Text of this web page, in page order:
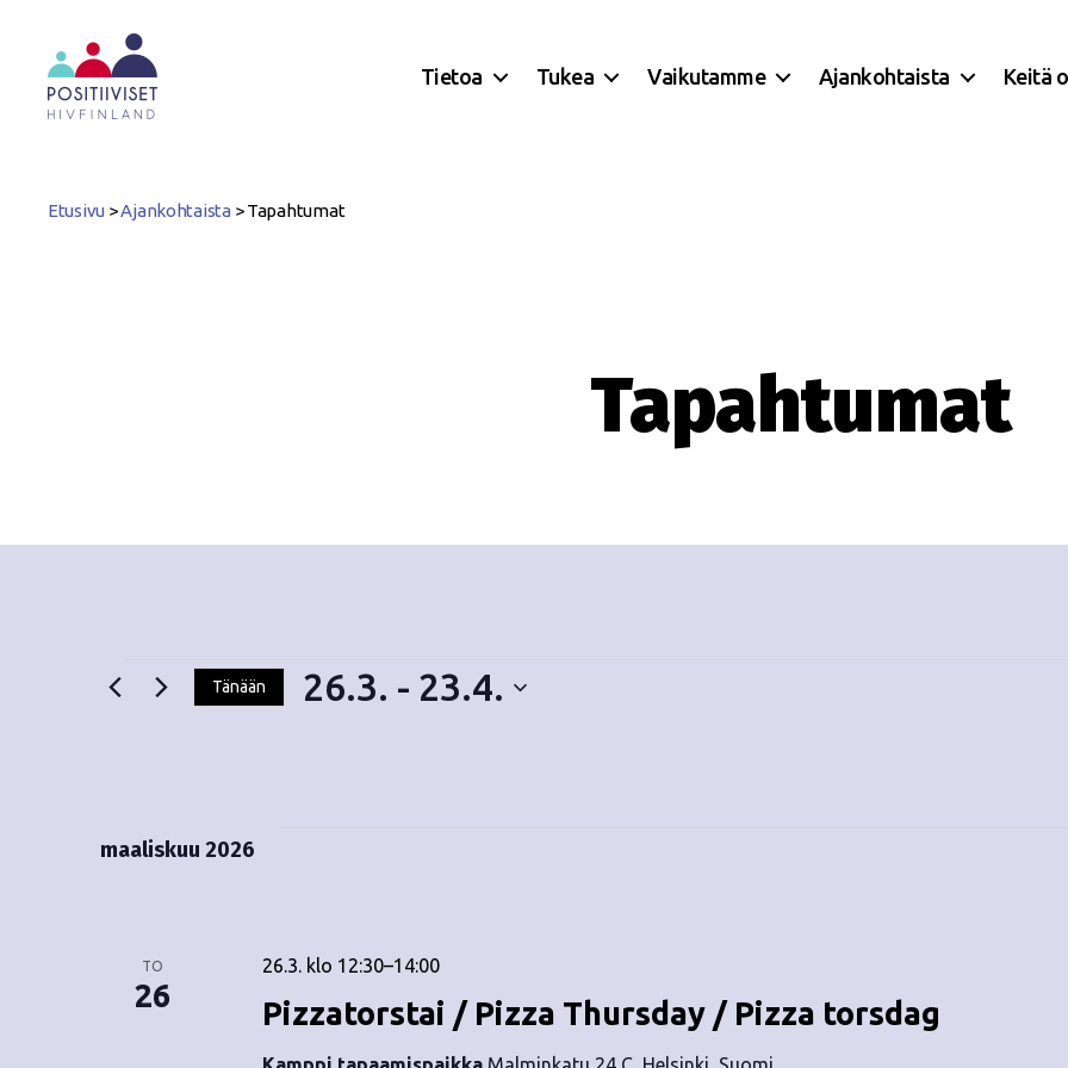
Tietoa Tukea Vaikutamme Ajankohtaista Keitä
Etusivu >Ajankohtaista >Tapahtumat
Tapahtumat
Tänään 26.3. - 23.4.
ä
v
maaliskuu 2026
TO
26 Pizzatorstai / Pizza Thursday / Pizza torsdag
26.3. klo 12:30–14:00